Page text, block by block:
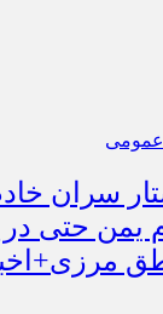
عمومی
سران
یمن حتی